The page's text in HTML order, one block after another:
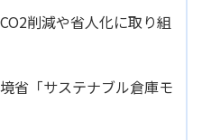
削減や省人化に取り組
省「サステナブル倉庫モ